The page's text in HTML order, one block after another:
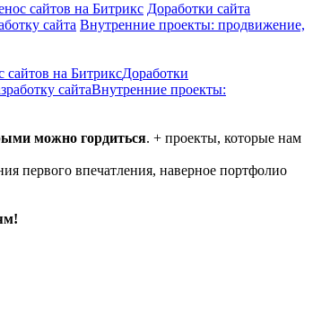
сайтов на Битрикс Доработки сайта
сайта Внутренние проекты: продвижение,
сайтов на БитриксДоработки
сайтаВнутренние проекты:
можно гордиться. + проекты, которые нам
первого впечатления, наверное портфолио